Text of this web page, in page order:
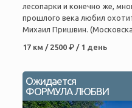
лесопарки и конечно же,
прошлого века любил
Михаил Пришвин.
17 км / 2500 ₽ / 1 день
Ожидается
ФОРМУЛА ЛЮБВИ